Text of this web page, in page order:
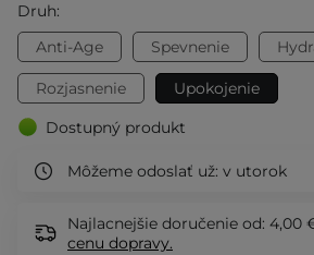
Druh:
Anti-Age
Spevnenie
Rozjasnenie
Upokojenie
Dostupný produkt
Môžeme odoslať už: v utorok
Najlacnejšie doručenie od: 4,00
cenu dopravy.